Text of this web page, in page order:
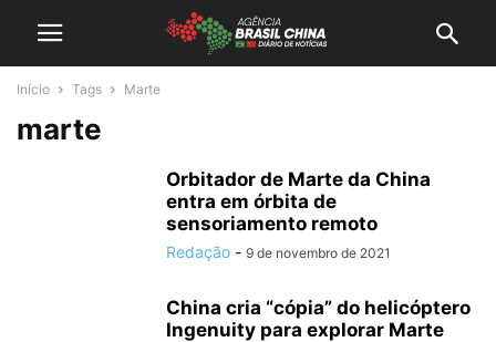
Início Tags Marte
marte
Orbitador de Marte da China
entra em órbita de
sensoriamento remoto
Redação - 9 de novembro de 2021
China cria “cópia” do helicóptero
Ingenuity para explorar Marte